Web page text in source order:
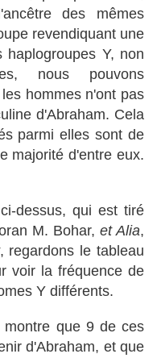
des mêmes
revendiquant une
haplogroupes Y, non
nous pouvons
hommes n'ont pas
d'Abraham. Cela
parmi elles sont de
majorité d'entre eux.
dessus, qui est tiré
M. Bohar, et Alia,
, regardons le tableau
voir la fréquence de
Y différents.
que 9 de ces
d'Abraham, et que